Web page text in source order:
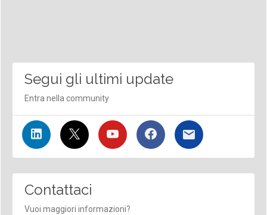
Segui gli ultimi update
Entra nella community
Contattaci
Vuoi maggiori informazioni?